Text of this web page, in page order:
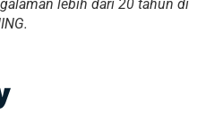
lebih dari 20 tahun di